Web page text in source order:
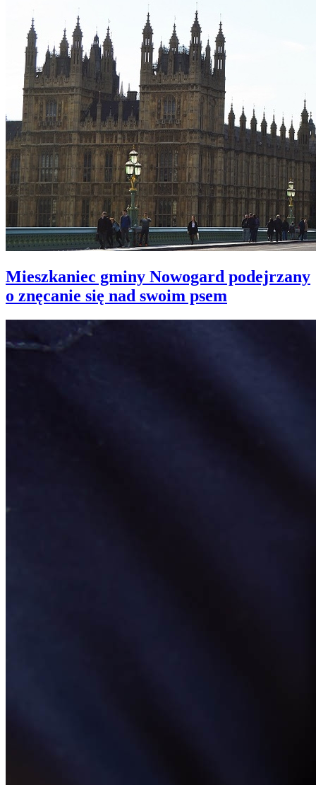
Mieszkaniec gminy Nowogard podejrzany
o znęcanie się nad swoim psem